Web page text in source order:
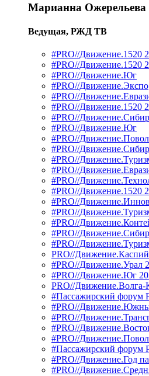
Марианна Ожерельева
Ведущая, РЖД ТВ
#PRO//Движение.1520
#PRO//Движение.1520
#PRO//Движение.Юг
#PRO//Движение.Экспо
#PRO//
#PRO//Движение.1520
#PRO//
#PRO//Движение.Юг
#PRO//
#PRO//
#PRO//
#PRO//
#PRO//
#PRO//Движение.1520
#PRO//
#PRO//
#PRO//
#PRO//
#PRO//
PRO//
#PRO//Движение.Урал
#PRO//Движение.Юг
PRO//Движение.Волга-
#Пассажирский форум
#PRO//
#PRO//
#PRO//
#PRO//
#Пассажирский форум
#PRO//Движение.Год
#PRO//